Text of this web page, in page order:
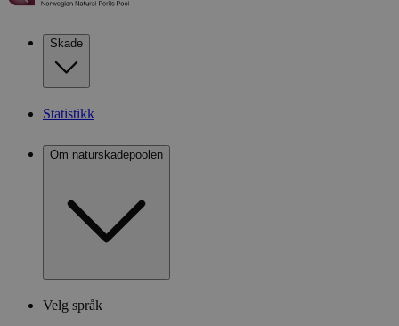
Skade
Statistikk
Om naturskadepoolen
Velg språk